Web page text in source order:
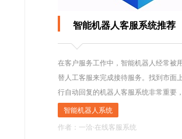
智能机器人客服系统推荐
在客户服务工作中，智能机器人经常被
替人工客服来完成接待服务。找到市面
行自动回复的机器人客服系统非常重要
为大家推荐一款智能机器人客服系统。
智能机器人系统
作者：一洽·在线客服系统